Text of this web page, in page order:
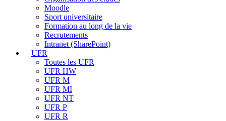
Moodle
Sport universitaire
Formation au long de la vie
Recrutements
Intranet (SharePoint)
UFR
Toutes les UFR
UFR HW
UFR M
UFR MI
UFR NT
UFR P
UFR R